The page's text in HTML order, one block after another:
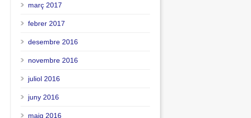
març 2017
febrer 2017
desembre 2016
novembre 2016
juliol 2016
juny 2016
maig 2016